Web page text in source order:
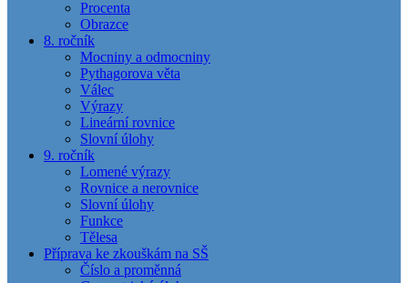
Procenta
Obrazce
8. ročník
Mocniny a odmocniny
Pythagorova věta
Válec
Výrazy
Lineární rovnice
Slovní úlohy
9. ročník
Lomené výrazy
Rovnice a nerovnice
Slovní úlohy
Funkce
Tělesa
Příprava ke zkouškám na SŠ
Číslo a proměnná